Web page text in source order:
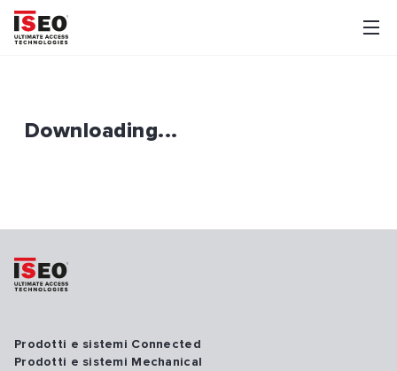
Downloading...
Prodotti e sistemi Connected
Prodotti e sistemi Mechanical